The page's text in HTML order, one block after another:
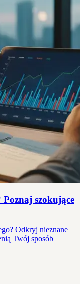
szokujące
Odkryj nieznane
Twój sposób